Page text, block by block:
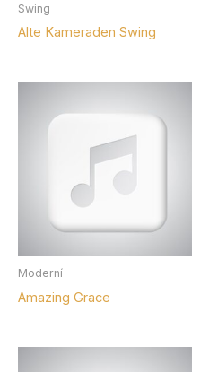
Swing
Alte Kameraden Swing
Moderní
Amazing Grace